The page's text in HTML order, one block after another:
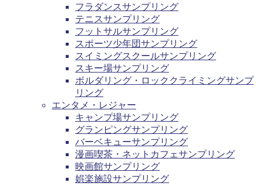
フラダンスサンプリング
テニスサンプリング
フットサルサンプリング
スポーツ少年団サンプリング
スイミングスクールサンプリング
スキー場サンプリング
ボルダリング・ロッククライミングサンプ
リング
エンタメ・レジャー
キャンプ場サンプリング
グランピングサンプリング
バーベキューサンプリング
漫画喫茶・ネットカフェサンプリング
映画館サンプリング
娯楽施設サンプリング